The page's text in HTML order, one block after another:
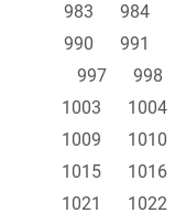
983
984
990
991
997
998
1003
1004
1009
1010
1015
1016
1021
1022